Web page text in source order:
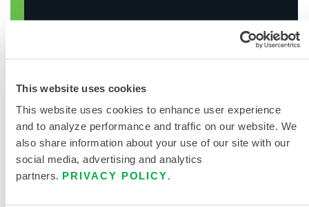
This website uses cookies
This website uses cookies to enhance user experience
and to analyze performance and traffic on our website. We
also share information about your use of our site with our
social media, advertising and analytics
partners. PRIVACY POLICY.